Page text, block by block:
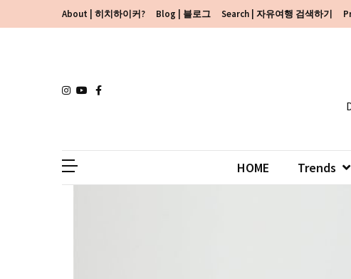
to
to
About | 히치하이커? Blog | 블로그 Search | 자유여행 검색하기
HOME Trends